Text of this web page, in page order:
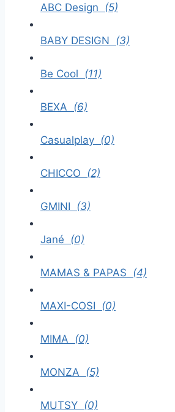
ABC Design (5)
BABY DESIGN (3)
Be Cool (11)
BEXA (6)
Casualplay (0)
CHICCO (2)
GMINI (3)
Jané (0)
MAMAS & PAPAS (4)
MAXI-COSI (0)
MIMA (0)
MONZA (5)
MUTSY (0)